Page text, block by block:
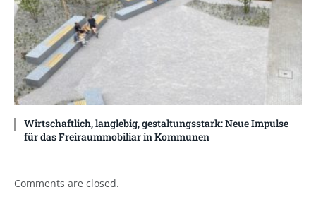
Wirtschaftlich, langlebig, gestaltungsstark: Neue Impulse
für das Freiraummobiliar in Kommunen
Comments are closed.